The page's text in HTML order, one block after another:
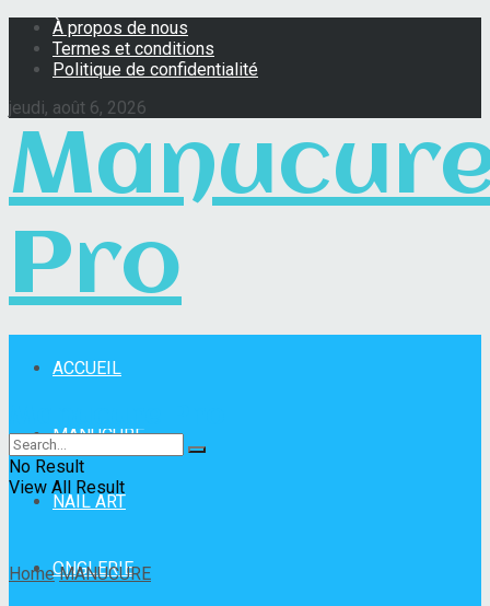
À propos de nous
Termes et conditions
Politique de confidentialité
jeudi, août 6, 2026
Pro
ACCUEIL
MANUCURE
NAIL ART
ONGLERIE
No Result
View All Result
Home MANUCURE